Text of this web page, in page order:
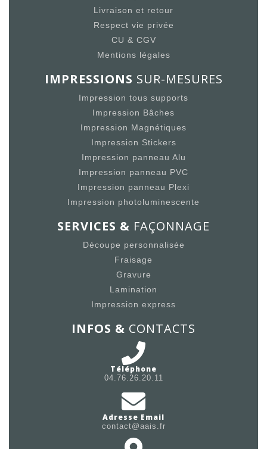
Livraison et retour
Respect vie privée
CU & CGV
Mentions légales
IMPRESSIONS SUR-MESURES
Impression tous supports
Impression Bâches
Impression Magnétiques
Impression Stickers
Impression panneau Alu
Impression panneau PVC
Impression panneau Plexi
Impression photoluminescente
SERVICES & FAÇONNAGE
Découpe personnalisée
Fraisage
Gravure
Lamination
Impression express
INFOS & CONTACTS
Téléphone
04.76.26.20.11
Adresse Email
contact@aais.fr